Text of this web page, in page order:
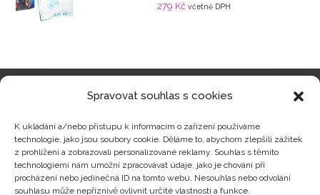
Spravovat souhlas s cookies
K ukládání a/nebo přístupu k informacím o zařízení používáme
technologie, jako jsou soubory cookie. Děláme to, abychom zlepšili zážitek
z prohlížení a zobrazovali personalizované reklamy. Souhlas s těmito
technologiemi nám umožní zpracovávat údaje, jako je chování při
procházení nebo jedinečná ID na tomto webu. Nesouhlas nebo odvolání
souhlasu může nepříznivě ovlivnit určité vlastnosti a funkce.
279 Kč včetně DPH
Zajímavosti